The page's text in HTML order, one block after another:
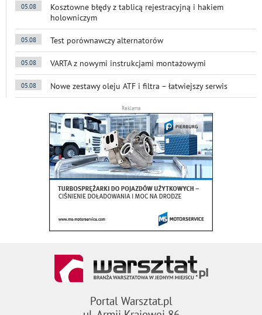
05.08
Kosztowne błędy z tablicą rejestracyjną i hakiem
holowniczym
05.08 Test porównawczy alternatorów
05.08 VARTA z nowymi instrukcjami montażowymi
05.08 Nowe zestawy oleju ATF i filtra – łatwiejszy serwis
Reklama
Portal Warsztat.pl